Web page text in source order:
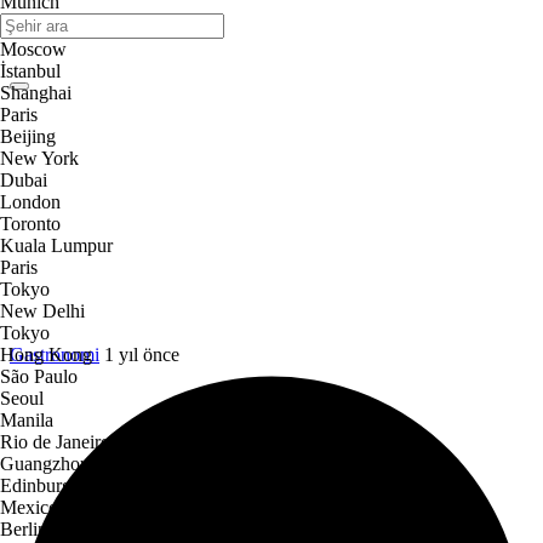
Moscow
İstanbul
Shanghai
Paris
Beijing
New York
Dubai
London
Toronto
Kuala Lumpur
Paris
Tokyo
New Delhi
Tokyo
Hong Kong
São Paulo
Seoul
Manila
Rio de Janeiro
Guangzhou
Edinburgh
Mexico City
Berlin
Bakara suresi
Gastronomi 1 yıl önce